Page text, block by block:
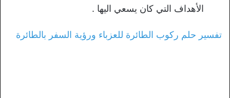
الأهداف التي كان يسعي اليها .
تفسير حلم ركوب الطائرة للعزباء ورؤية السفر بالطائرة